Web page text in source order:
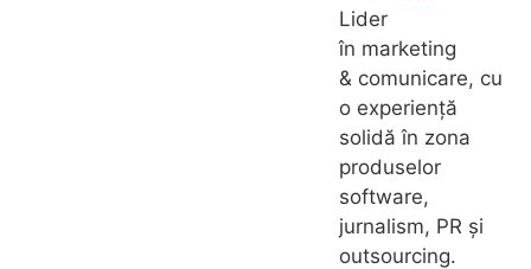
Lider
în marketing
& comunicare, cu
o experiență
solidă în zona
produselor
software,
jurnalism, PR și
outsourcing.